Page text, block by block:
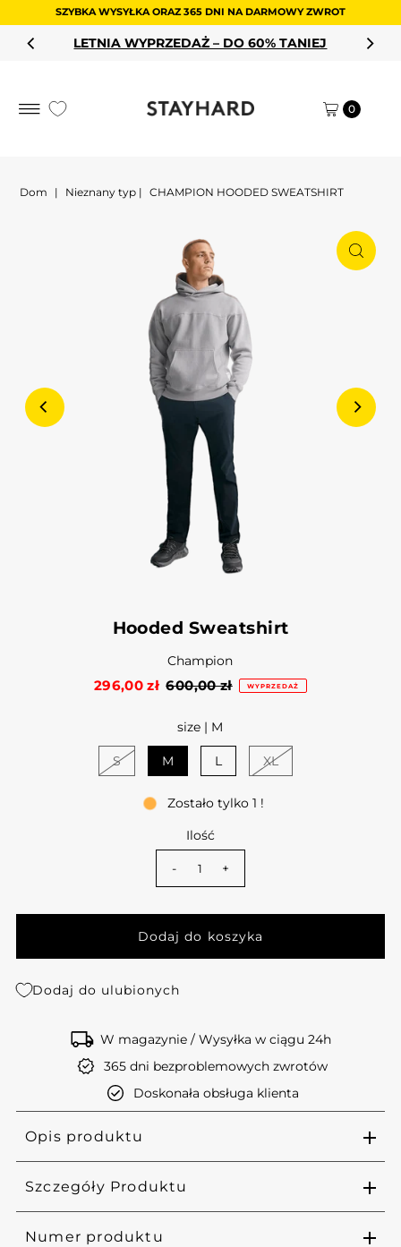
SZYBKA WYSYŁKA ORAZ 365 DNI NA DARMOWY ZWROT
LETNIA WYPRZEDAŻ – DO 60% TANIEJ
0
Dom | Nieznany typ | CHAMPION HOODED SWEATSHIRT
Hooded Sweatshirt
Champion
296,00 zł 600,00 zł WYPRZEDAŻ
size | M
S M L XL
Zostało tylko 1 !
Ilość
- +
Dodaj do ulubionych
W magazynie / Wysyłka w ciągu 24h
365 dni bezproblemowych zwrotów
Doskonała obsługa klienta
Opis produktu
Szczegóły Produktu
Numer produktu